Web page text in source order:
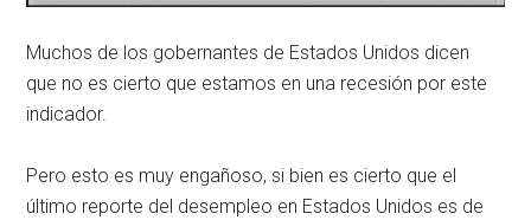
Muchos de los gobernantes de Estados Unidos dicen
que no es cierto que estamos en una recesión por este
indicador.
Pero esto es muy engañoso, si bien es cierto que el
último reporte del desempleo en Estados Unidos es de